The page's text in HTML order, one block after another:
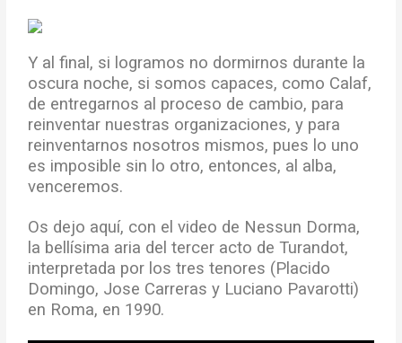
Y al final, si logramos no dormirnos durante la
oscura noche, si somos capaces, como Calaf,
de entregarnos al proceso de cambio, para
reinventar nuestras organizaciones, y para
reinventarnos nosotros mismos, pues lo uno
es imposible sin lo otro, entonces, al alba,
venceremos.
Os dejo aquí, con el video de Nessun Dorma,
la bellísima aria del tercer acto de Turandot,
interpretada por los tres tenores (Placido
Domingo, Jose Carreras y Luciano Pavarotti)
en Roma, en 1990.